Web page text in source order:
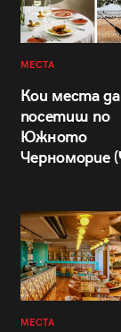
МЕСТА
Кои места да
посетиш по
Южното
Черноморие
МЕСТА